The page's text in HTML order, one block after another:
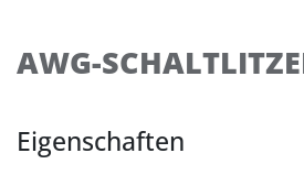
AWG-
Eigenschaften